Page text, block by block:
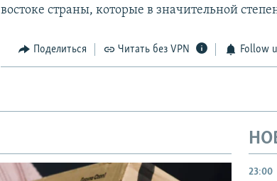
востоке страны, которые в значительной
Поделиться Читать без VPN Follow
23:00